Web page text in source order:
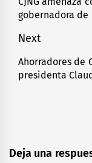
entradas
post:
gobernadora de
Next
Next
post:
Ahorradores de
presidenta
Deja una